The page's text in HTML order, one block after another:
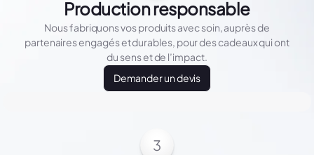
Production responsable
Nous fabriquons vos produits avec soin, auprès de
partenaires engagés et durables, pour des cadeaux qui ont
du sens et de l’impact.
Demander un devis
3